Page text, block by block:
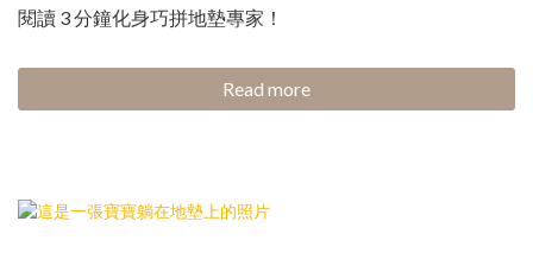
閱讀 3 分鐘化身巧拼地墊專家！
Read more